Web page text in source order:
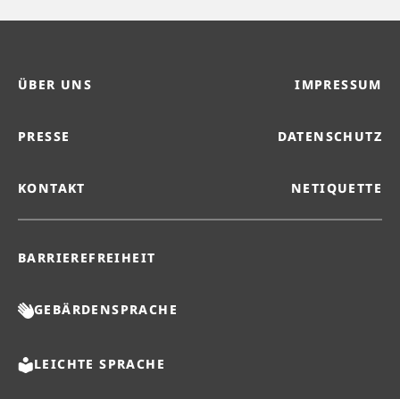
ÜBER UNS IMPRESSUM
PRESSE DATENSCHUTZ
KONTAKT NETIQUETTE
BARRIEREFREIHEIT
GEBÄRDENSPRACHE
LEICHTE SPRACHE